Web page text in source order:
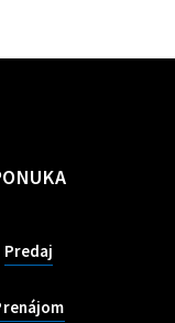
Predaj